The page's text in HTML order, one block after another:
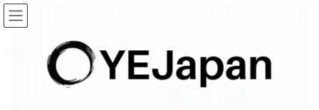
コ
ン
ナ
ビ